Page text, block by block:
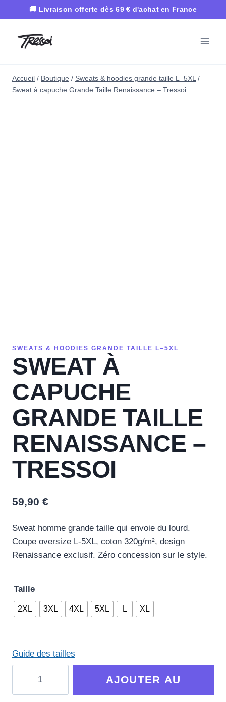
Accueil / Boutique / Sweats & hoodies grande taille L–5XL /
Sweat à capuche Grande Taille Renaissance – Tressoi
SWEATS & HOODIES GRANDE TAILLE L–5XL
SWEAT À
CAPUCHE
GRANDE TAILLE
RENAISSANCE –
TRESSOI
59,90 €
Sweat homme grande taille qui envoie du lourd.
Coupe oversize L-5XL, coton 320g/m², design
Renaissance exclusif. Zéro concession sur le style.
Taille
2XL 3XL 4XL 5XL L XL
Guide des tailles
AJOUTER AU